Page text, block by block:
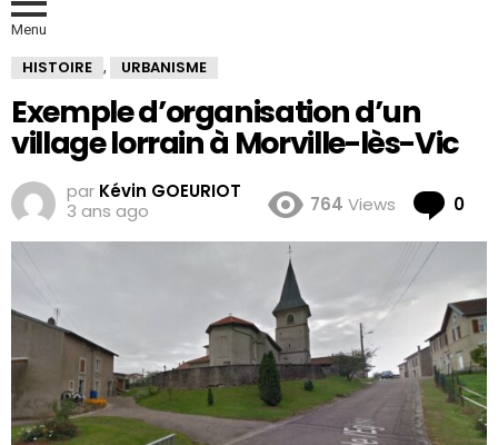
Menu
HISTOIRE , URBANISME
Exemple d’organisation d’un
village lorrain à Morville-lès-Vic
par Kévin GOEURIOT
3 ans ago
764 Views 0